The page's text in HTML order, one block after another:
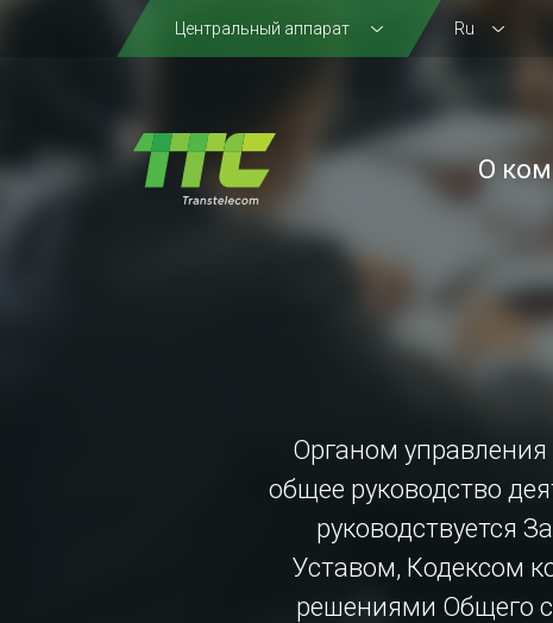
Центральный аппарат Ru
О
Органом
общее руководство
руководствуется
Уставом, Кодексом
решениями Общего